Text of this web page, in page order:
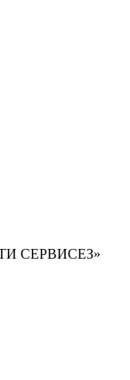
СЕРВИСЕЗ»